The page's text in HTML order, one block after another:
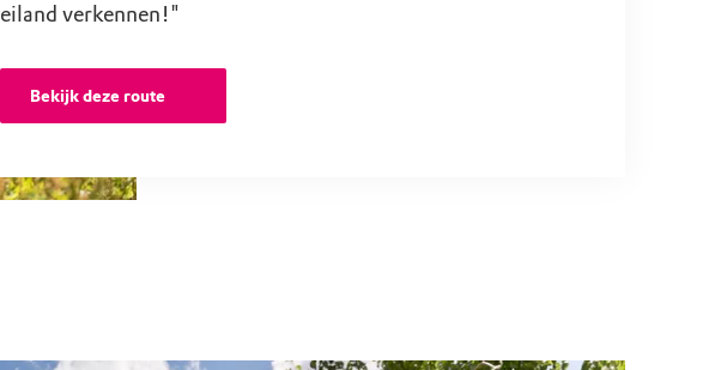
eiland verkennen!"
Bekijk deze route